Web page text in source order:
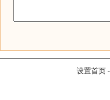
设置首页-